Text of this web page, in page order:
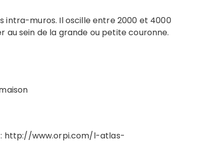
intra-muros. Il oscille entre 2000 et 4000
au sein de la grande ou petite couronne.
: http://www.orpi.com/l-atlas-